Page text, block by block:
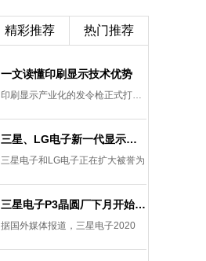
精彩推荐 热门推荐
一文读懂印刷显示技术优势
印刷显示产业化的发令枪正式打响。
三星、LG电子新一代显示发展目标：集中扩大Micro LED 应用产品线
三星电子和LG电子正在扩大被誉为
三星电子P3晶圆厂下月开始安装设备，计划下半年建成
据国外媒体报道，三星电子2020